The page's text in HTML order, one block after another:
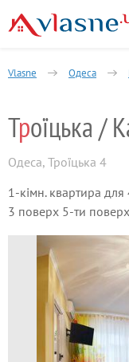
Vlasne Одеса
Троїцька /
Одеса, Троїцька 4
1-кімн. квартира
3 поверх 5-ти